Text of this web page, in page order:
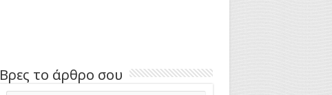
Βρες το άρθρο σου